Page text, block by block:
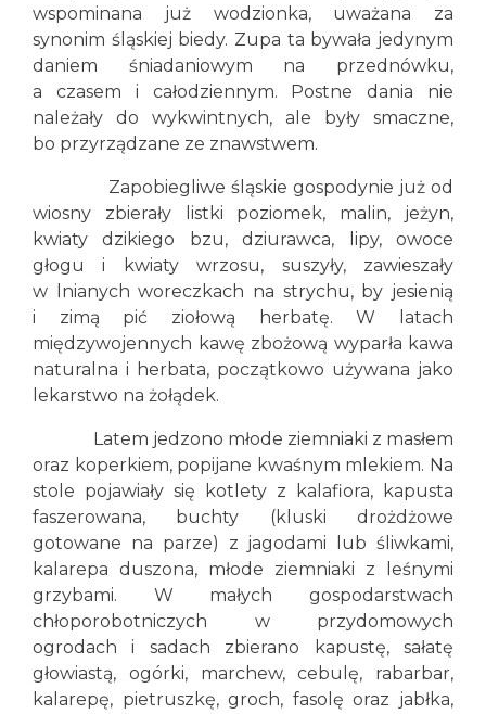
wspominana już wodzionka, uważana za
synonim śląskiej biedy. Zupa ta bywała jedynym
daniem śniadaniowym na przednówku,
a czasem i całodziennym. Postne dania nie
należały do wykwintnych, ale były smaczne,
bo przyrządzane ze znawstwem.
Zapobiegliwe śląskie gospodynie już od
wiosny zbierały listki poziomek, malin, jeżyn,
kwiaty dzikiego bzu, dziurawca, lipy, owoce
głogu i kwiaty wrzosu, suszyły, zawieszały
w lnianych woreczkach na strychu, by jesienią
i zimą pić ziołową herbatę. W latach
międzywojennych kawę zbożową wyparła kawa
naturalna i herbata, początkowo używana jako
lekarstwo na żołądek.
Latem jedzono młode ziemniaki z masłem
oraz koperkiem, popijane kwaśnym mlekiem. Na
stole pojawiały się kotlety z kalafiora, kapusta
faszerowana, buchty (kluski drożdżowe
gotowane na parze) z jagodami lub śliwkami,
kalarepa duszona, młode ziemniaki z leśnymi
grzybami. W małych gospodarstwach
chłoporobotniczych w przydomowych
ogrodach i sadach zbierano kapustę, sałatę
głowiastą, ogórki, marchew, cebulę, rabarbar,
kalarepę, pietruszkę, groch, fasolę oraz jabłka,